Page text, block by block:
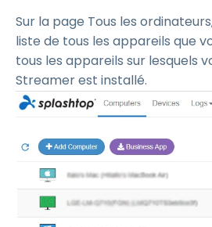
Sur la page Tous les
liste de tous les appareils que
tous les appareils sur lesquels
Streamer est installé.